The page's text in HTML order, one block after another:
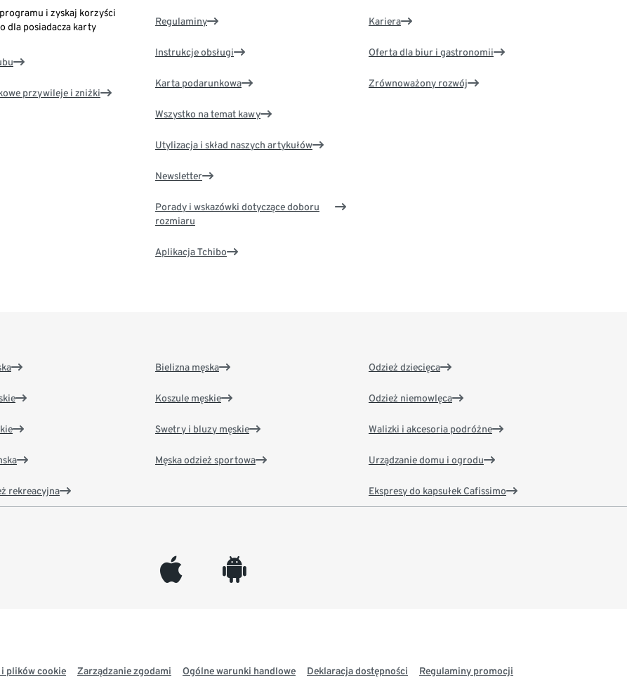
i zyskaj korzyści
dla posiadacza karty
przywileje i zniżki
Regulaminy
Instrukcje obsługi
Karta podarunkowa
Wszystko na temat kawy
Utylizacja i skład naszych artykułów
Newsletter
Porady i wskazówki dotyczące doboru
rozmiaru
Aplikacja Tchibo
Kariera
Oferta dla biur i gastronomii
Zrównoważony rozwój
rekreacyjna
Bielizna męska
Koszule męskie
Swetry i bluzy męskie
Męska odzież sportowa
Odzież dziecięca
Odzież niemowlęca
Walizki i akcesoria podróżne
Urządzanie domu i ogrodu
Ekspresy do kapsułek Cafissimo
appleinc android
plików cookie Zarządzanie zgodami Ogólne warunki handlowe Deklaracja dostępności Regulaminy promocji